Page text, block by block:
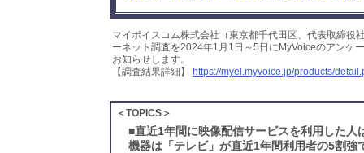
マイボイスコム株式会社（東京都千代田区、代表取締
ーネット調査を2024年1月1日～5日にMyVoiceのアンケ
お知らせします。
【調査結果詳細】
https://myel.myvoice.jp/products/
＜TOPICS＞
■直近1年間に映像配信サービスを利用した
機器は「テレビ」が直近1年間利用者の5割